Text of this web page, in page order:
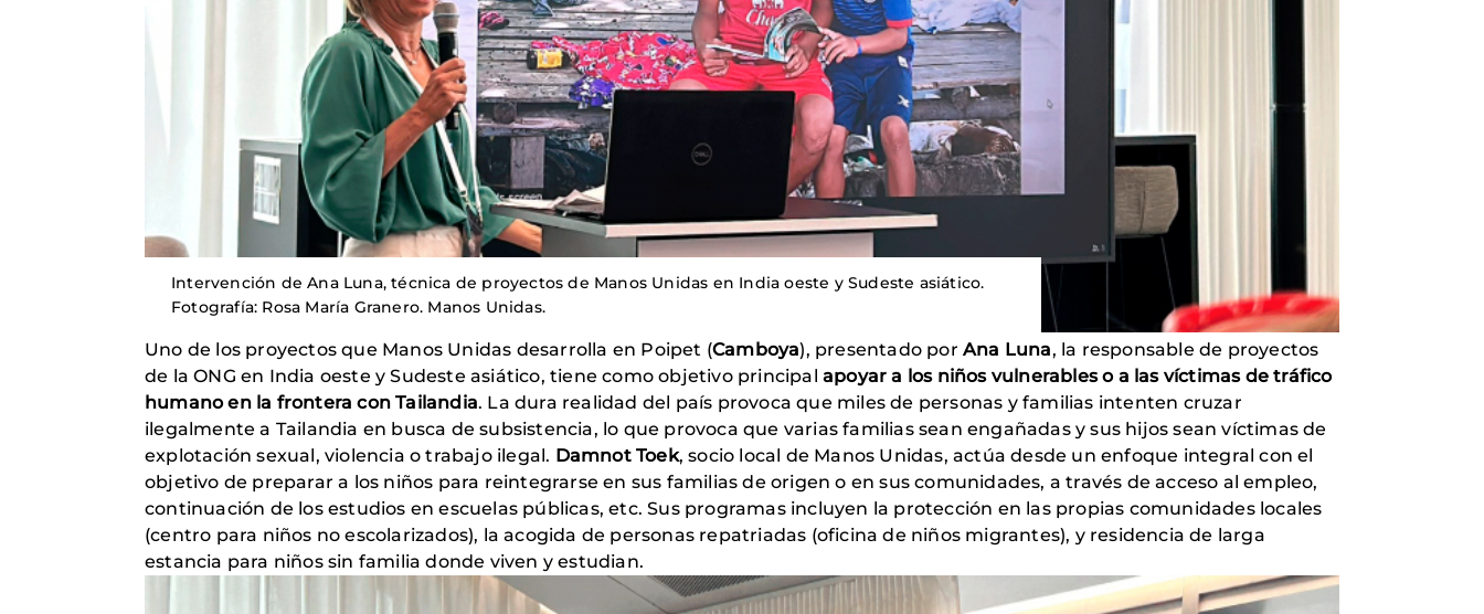
Intervención de Ana Luna, técnica de proyectos de Manos Unidas en India oeste y Sudeste asiático.
Fotografía: Rosa María Granero. Manos Unidas.
Uno de los proyectos que Manos Unidas desarrolla en Poipet (Camboya), presentado porAna Luna, la responsable de proyectos
de la ONG en India oeste y Sudeste asiático, tiene como objetivo principalapoyar a los niños vulnerables o a las víctimas de tráfico
humano en la frontera con Tailandia. La dura realidad del país provoca que miles de personas y familias intenten cruzar
ilegalmente a Tailandia en busca de subsistencia, lo que provoca que varias familias sean engañadas y sus hijos sean víctimas de
explotación sexual, violencia o trabajo ilegal. Damnot Toek, socio local de Manos Unidas, actúa desde un enfoque integral con el
objetivo de preparar a los niños para reintegrarse en sus familias de origen o en sus comunidades, a través de acceso al empleo,
continuación de los estudios en escuelas públicas, etc. Sus programas incluyen la protección en las propias comunidades locales
(centro para niños no escolarizados), la acogida de personas repatriadas (oficina de niños migrantes), y residencia de larga
estancia para niños sin familia donde viven y estudian.